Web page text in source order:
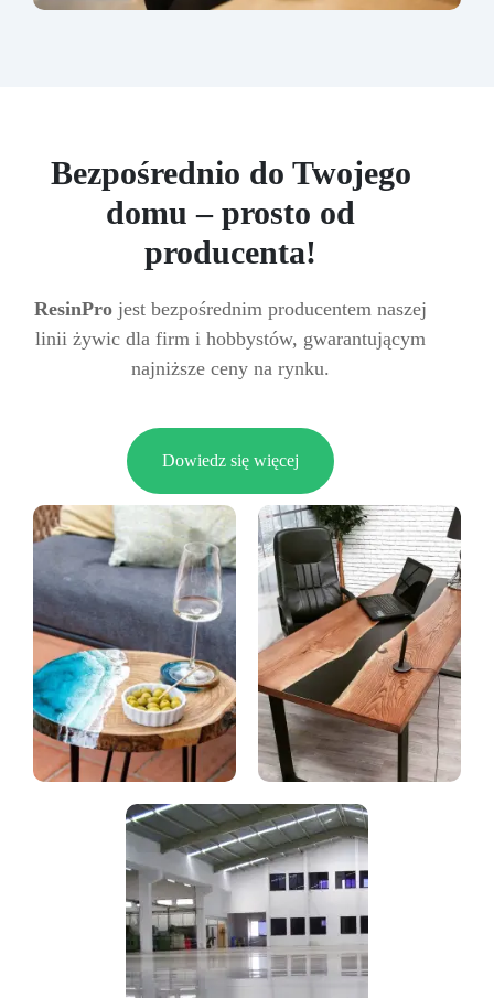
Bezpośrednio do Twojego
domu – prosto od
producenta!
ResinPro jest bezpośrednim producentem naszej
linii żywic dla firm i hobbystów, gwarantującym
najniższe ceny na rynku.
Dowiedz się więcej